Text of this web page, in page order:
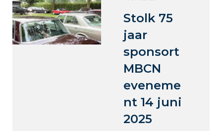
Stolk 75
jaar
sponsort
MBCN
eveneme
nt 14 juni
2025